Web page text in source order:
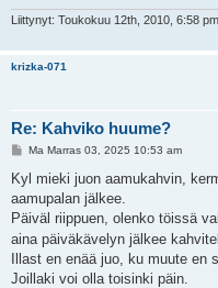
Liittynyt: Toukokuu 12th, 2010, 6:58 pm
krizka-071
Re: Kahviko huume?
V
e
s
t
i
Ma Marras 03, 2025 10:53 am
Kyl mieki juon aamukahvin,
aamupalan jälkee.
Päiväl riippuen, olenko töissä
aina päiväkävelyn jälkee
Illast en enää juo, ku muute en
Joillaki voi olla toisinki päin.